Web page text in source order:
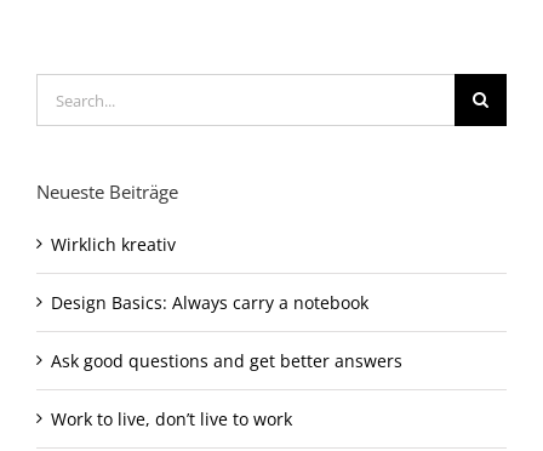
for:
Neueste Beiträge
Wirklich kreativ
Design Basics: Always carry a notebook
Ask good questions and get better answers
Work to live, don’t live to work